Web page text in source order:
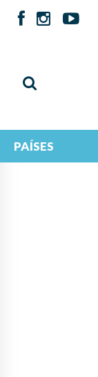
PAÍSES